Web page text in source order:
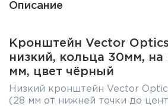
Описание
Кронштейн Vector
низкий, кольца 30мм, на
мм, цвет чёрный
Низкий кронштейн Vector
(28 мм от нижней точки до